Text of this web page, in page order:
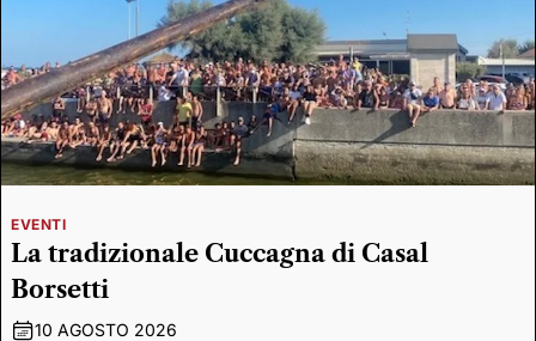
EVENTI
La tradizionale Cuccagna di Casal
Borsetti
10 AGOSTO 2026